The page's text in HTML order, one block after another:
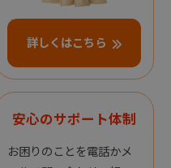
詳しくはこちら
安心のサポート体制
お困りのことを電話かメ